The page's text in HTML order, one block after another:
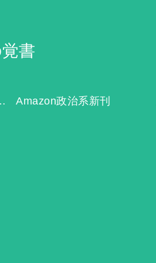
書
リシー Amazon政治系新刊